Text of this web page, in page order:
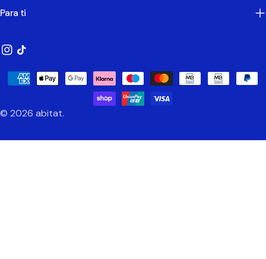
Para ti
Instagram
TikTok
© 2026 abitat.
Métodos
Pagamento